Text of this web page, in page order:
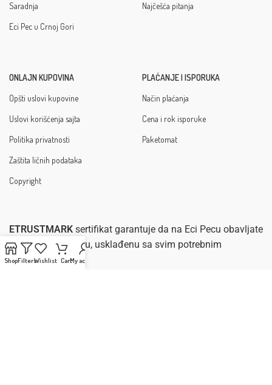
Saradnja
Eci Pec u Crnoj Gori
Najčešća pitanja
ONLAJN KUPOVINA
Opšti uslovi kupovine
Uslovi korišćenja sajta
Politika privatnosti
Zaštita ličnih podataka
Copyright
PLAĆANJE I ISPORUKA
Način plaćanja
Cena i rok isporuke
Paketomat
ETRUSTMARK sertifikat garantuje da na Eci Pecu obavljate
sigurnu e-kupovinu, usklađenu sa svim potrebnim
zakonima.
ShopFiltersWishlist CartMy account